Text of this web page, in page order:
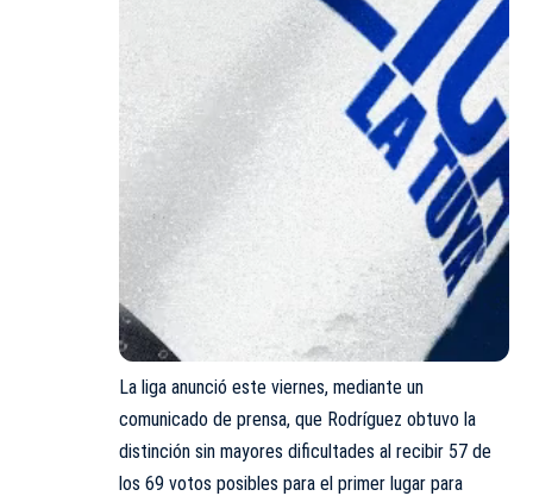
La liga anunció este viernes, mediante un
comunicado de prensa, que Rodríguez obtuvo la
distinción sin mayores dificultades al recibir 57 de
los 69 votos posibles para el primer lugar para